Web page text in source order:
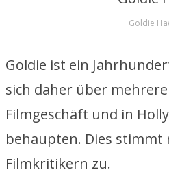
Goldie
Goldie ist ein
sich daher über
Filmgeschäft und in
behaupten. Dies
Filmkritikern zu.